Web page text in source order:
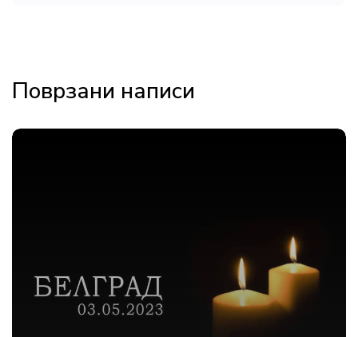
Поврзани написи